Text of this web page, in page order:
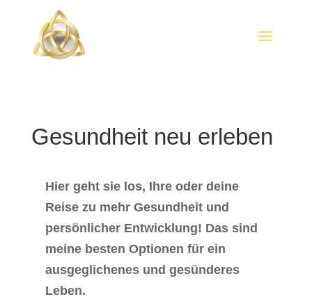
Gesundheit neu erleben
Hier geht sie los, Ihre oder deine
Reise zu mehr Gesundheit und
persönlicher Entwicklung! Das sind
meine besten Optionen für ein
ausgeglichenes und gesünderes
Leben.